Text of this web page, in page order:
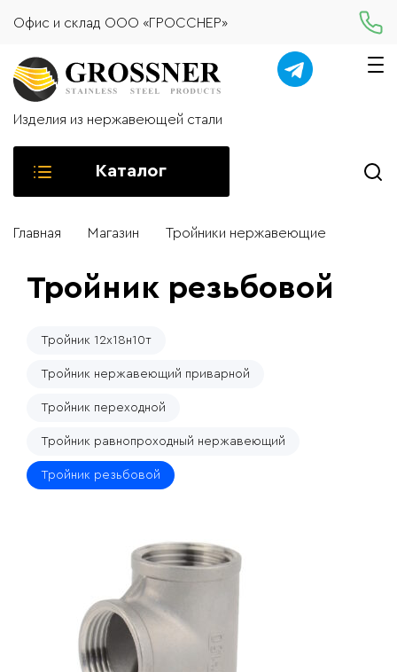
Офис и склад ООО «ГРОССНЕР»
Изделия из нержавеющей стали
Каталог
Главная Магазин Тройники нержавеющие
Тройник резьбовой
Тройник 12х18н10т
Тройник нержавеющий приварной
Тройник переходной
Тройник равнопроходный нержавеющий
Тройник резьбовой